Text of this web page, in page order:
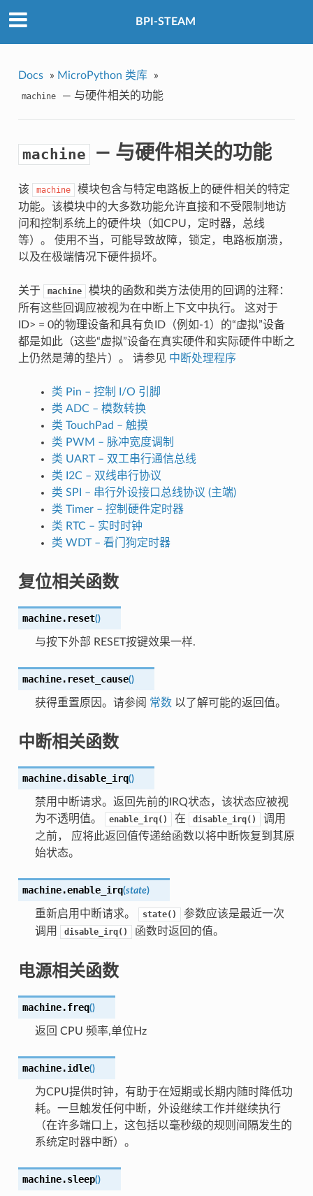
BPI-STEAM
Docs » MicroPython 类库 »
machine — 与硬件相关的功能
machine — 与硬件相关的功能
该 machine
模块包含与特定电路板上的硬件相关的特定
功能。该模块中的大多数功能允许直接和不受限制地访
问和控制系统上的硬件块（如CPU，定时器，总线
等）。 使用不当，可能导致故障，锁定，电路板崩溃，
以及在极端情况下硬件损坏。
关于 machine
模块的函数和类方法使用的回调的注释：
所有这些回调应被视为在中断上下文中执行。 这对于
ID> = 0的物理设备和具有负ID（例如-1）的“虚拟”设备
都是如此（这些“虚拟”设备在真实硬件和实际硬件中断之
上仍然是薄的垫片）。 请参见 中断处理程序
类 Pin – 控制 I/O 引脚
类 ADC – 模数转换
类 TouchPad – 触摸
类 PWM – 脉冲宽度调制
类 UART – 双工串行通信总线
类 I2C – 双线串行协议
类 SPI – 串行外设接口总线协议 (主端)
类 Timer – 控制硬件定时器
类 RTC – 实时时钟
类 WDT – 看门狗定时器
复位相关函数
machine. reset()
与按下外部 RESET按键效果一样.
machine. reset_cause()
获得重置原因。请参阅 常数以了解可能的返回值。
中断相关函数
machine.disable_irq()
禁用中断请求。返回先前的IRQ状态，该状态应被视
为不透明值。
enable_irq() 在 disable_irq()
调用
之前， 应将此返回值传递给函数以将中断恢复到其原
始状态。
machine.enable_irq(state)
重新启用中断请求。 state()
参数应该是最近一次
调用
disable_irq() 函数时返回的值。
电源相关函数
machine.freq()
返回 CPU 频率,单位Hz
machine.idle()
为CPU提供时钟，有助于在短期或长期内随时降低功
耗。一旦触发任何中断，外设继续工作并继续执行
（在许多端口上，这包括以毫秒级的规则间隔发生的
系统定时器中断）。
machine.sleep()